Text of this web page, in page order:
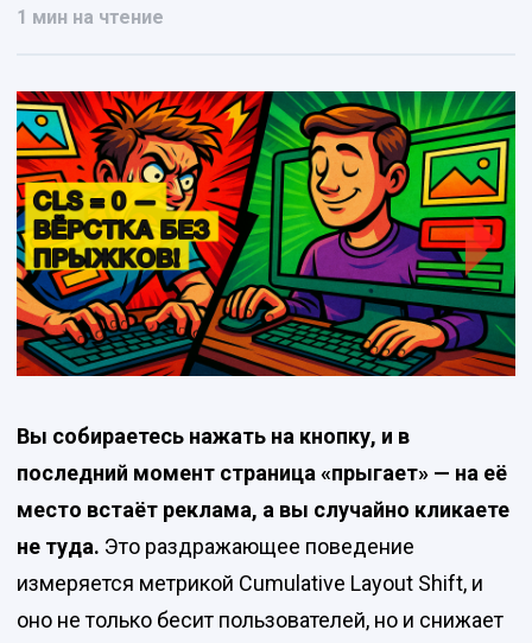
1 мин на чтение
Вы собираетесь нажать на кнопку, и в
последний момент страница «прыгает» — на её
место встаёт реклама, а вы случайно кликаете
не туда. Это раздражающее поведение
измеряется метрикой Cumulative Layout Shift, и
оно не только бесит пользователей, но и снижает